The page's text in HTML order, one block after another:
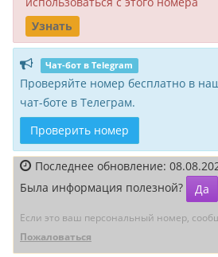
Узнать
Чат-бот в Telegram
Проверяйте номер бесплатно в
чат-боте в Телеграм.
Проверить номер
Последнее обновление:
Была информация полезной?
Да
Если это ваш персональный номер,
Пожаловаться